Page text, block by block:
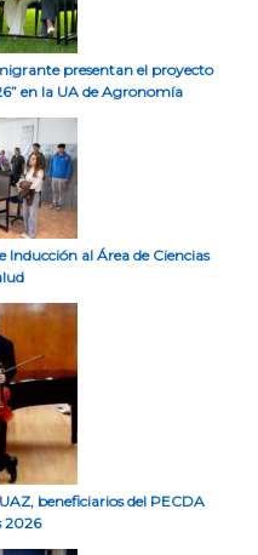
presentan el proyecto
en la UA de Agronomía
Inducción al Área de Ciencias
beneficiarios del PECDA
2026